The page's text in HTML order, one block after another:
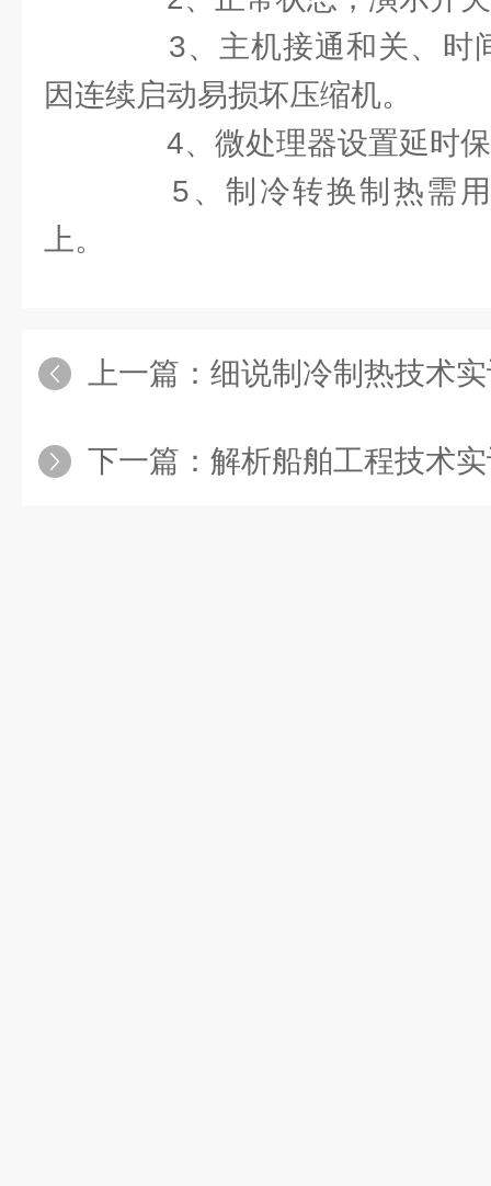
3、主机接通和关、时
因连续启动易损坏压缩机。
4、微处理器设置延时保
5、制冷转换制热需用
上。
上一篇： 细说制冷制热技术实训
下一篇： 解析船舶工程技术